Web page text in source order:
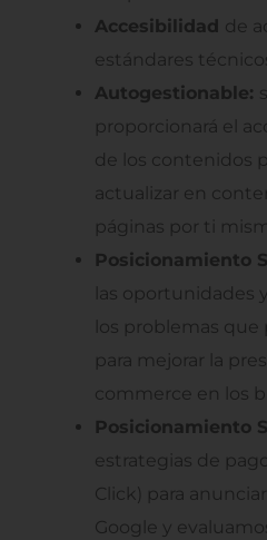
Accesibilidad de
estándares
Autogestionable:
proporcionará el
de los contenidos
actualizar en
páginas por ti
Posicionamiento
las oportunidades
los problemas que
para mejorar la
commerce en los
Posicionamiento
estrategias de pago
Click) para
Google y